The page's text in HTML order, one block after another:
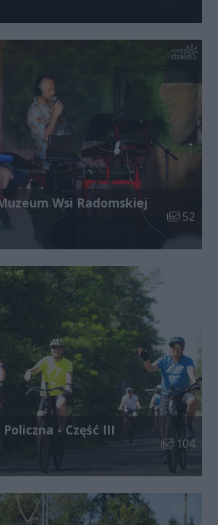
Wsi Radomskiej
Liczba
52
Policzna - Część III
Liczba
104